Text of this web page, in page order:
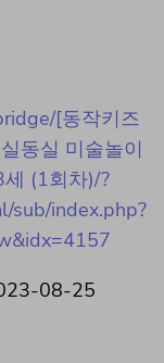
[동작키즈
동실 미술놀이
(1회차)/?
sub/index.php?
08-25